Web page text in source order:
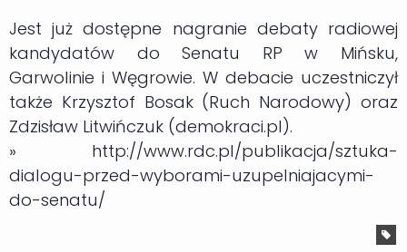
Jest już dostępne nagranie debaty radiowej
kandydatów do Senatu RP w Mińsku,
Garwolinie i Węgrowie. W debacie uczestniczył
także Krzysztof Bosak (Ruch Narodowy) oraz
Zdzisław Litwińczuk (demokraci.pl).
» http://www.rdc.pl/publikacja/sztuka-
dialogu-przed-wyborami-uzupelniajacymi-
do-senatu/